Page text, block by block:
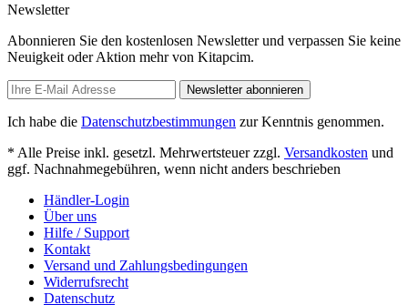
Newsletter
Abonnieren Sie den kostenlosen Newsletter und verpassen Sie keine
Neuigkeit oder Aktion mehr von Kitapcim.
Newsletter abonnieren
Ich habe die Datenschutzbestimmungen zur Kenntnis genommen.
* Alle Preise inkl. gesetzl. Mehrwertsteuer zzgl. Versandkosten und
ggf. Nachnahmegebühren, wenn nicht anders beschrieben
Händler-Login
Über uns
Hilfe / Support
Kontakt
Versand und Zahlungsbedingungen
Widerrufsrecht
Datenschutz